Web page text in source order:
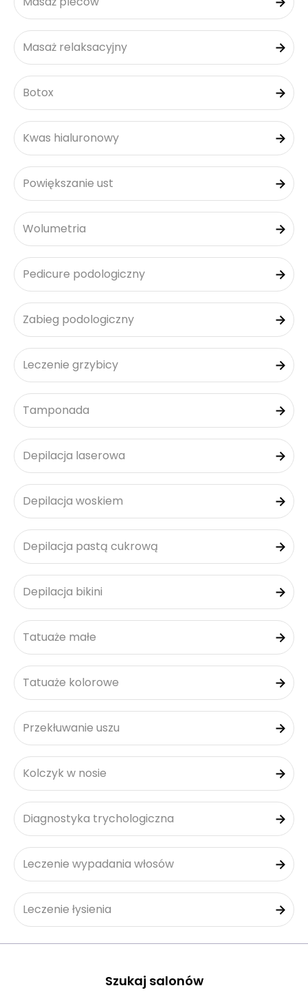
Masaż relaksacyjny
Botox
Kwas hialuronowy
Powiększanie ust
Wolumetria
Pedicure podologiczny
Zabieg podologiczny
Leczenie grzybicy
Tamponada
Depilacja laserowa
Depilacja woskiem
Depilacja pastą cukrową
Depilacja bikini
Tatuaże małe
Tatuaże kolorowe
Przekłuwanie uszu
Kolczyk w nosie
Diagnostyka trychologiczna
Leczenie wypadania włosów
Leczenie łysienia
Szukaj salonów